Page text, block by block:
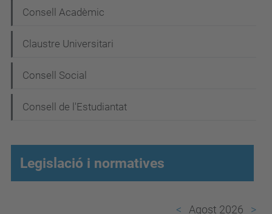
a
c
ó
Consell Acadèmic
Claustre Universitari
Consell Social
Consell de l'Estudiantat
Legislació i normatives
Agost 2026